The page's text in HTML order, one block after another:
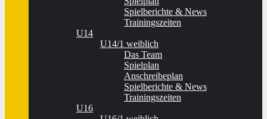
Spielberichte & News
Trainingszeiten
U14
U14/1 weiblich
Das Team
Spielplan
Anschreibeplan
Spielberichte & News
Trainingszeiten
U16